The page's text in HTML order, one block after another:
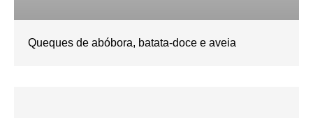
Queques de abóbora, batata-doce e aveia